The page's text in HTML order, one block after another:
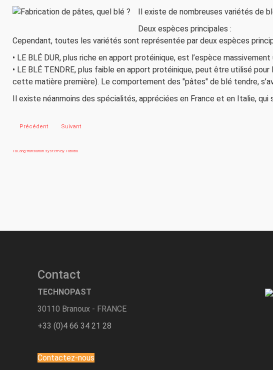
Il existe de nombreuses variétés de
Deux espèces principales :
Cependant, toutes les variétés sont représentée par deux espèces
• LE BLÉ DUR, plus riche en apport protéinique, est l’espèce
• LE BLÉ TENDRE, plus faible en apport protéinique, peut être utilisé
cette matière première). Le comportement des "pâtes" de blé tendre,
Il existe néanmoins des spécialités, appréciées en France et en Italie,
Article précédent : 01- Comment fabriquer les pâtes avec une presse ou un laminoir
Précédent Article suivant : 03- Toutes les variétés de blés sont-elles compatibles avec la
Suivant
FaLang translation system by Faboba
Contact
TECHNOPAST
30110 Branoux - FRANCE
+33 (0)4 66 34 21 28
Contactez-nous